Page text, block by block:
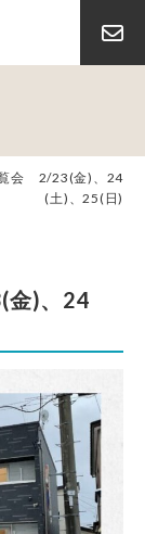
覧会 2/23(金)、24
(土)、25(日)
金)、24